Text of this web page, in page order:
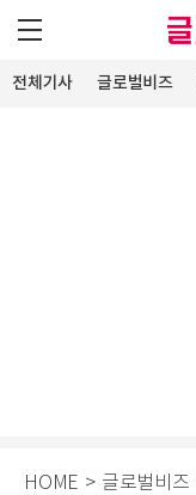
전체기사 글로벌비즈
HOME > 글로벌비즈